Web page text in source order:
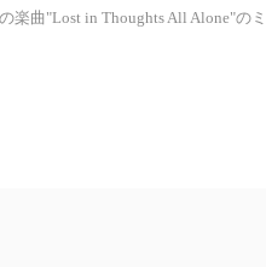
楽曲"Lost in Thoughts All Alone"の